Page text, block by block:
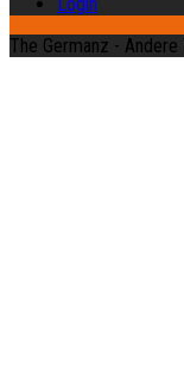
The Germanz -